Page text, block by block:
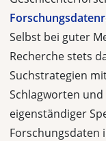
Selbst bei guter
Recherche stets
Suchstrategien
Schlagworten
eigenständiger
Forschungsdaten